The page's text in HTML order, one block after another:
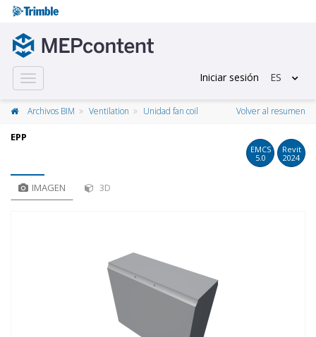
Toggle
navigation
Iniciar sesión ES
Archivos BIM Ventilation Unidad fan coil Volver al resumen
EPP
EMCS
5.0
Revit
2024
IMAGEN 3D